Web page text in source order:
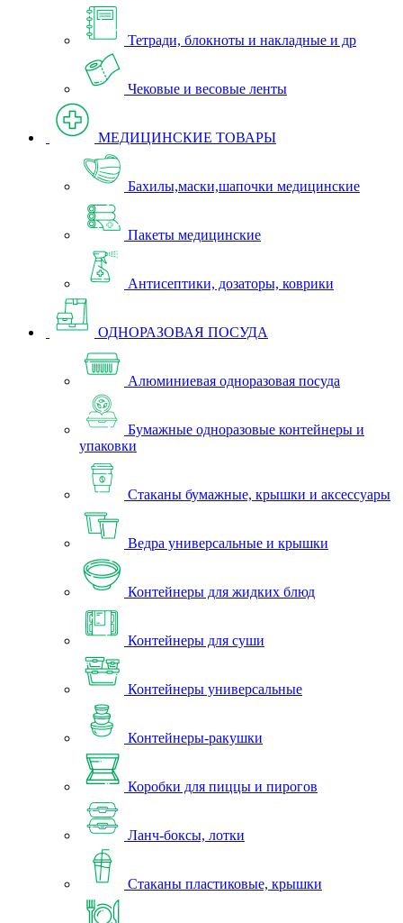
Тетради, блокноты и накладные и др
Чековые и весовые ленты
МЕДИЦИНСКИЕ ТОВАРЫ
Бахилы,маски,шапочки медицинские
Пакеты медицинские
Антисептики, дозаторы, коврики
ОДНОРАЗОВАЯ ПОСУДА
Алюминиевая одноразовая посуда
Бумажные одноразовые контейнеры и
упаковки
Стаканы бумажные, крышки и аксессуары
Ведра универсальные и крышки
Контейнеры для жидких блюд
Контейнеры для суши
Контейнеры универсальные
Контейнеры-ракушки
Коробки для пиццы и пирогов
Ланч-боксы, лотки
Стаканы пластиковые, крышки